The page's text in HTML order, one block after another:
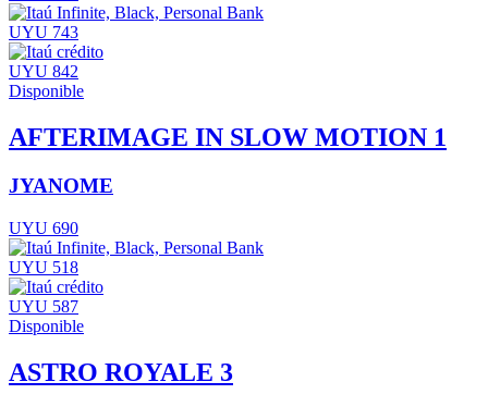
UYU 743
UYU 842
Disponible
AFTERIMAGE IN SLOW MOTION 1
JYANOME
UYU 690
UYU 518
UYU 587
Disponible
ASTRO ROYALE 3